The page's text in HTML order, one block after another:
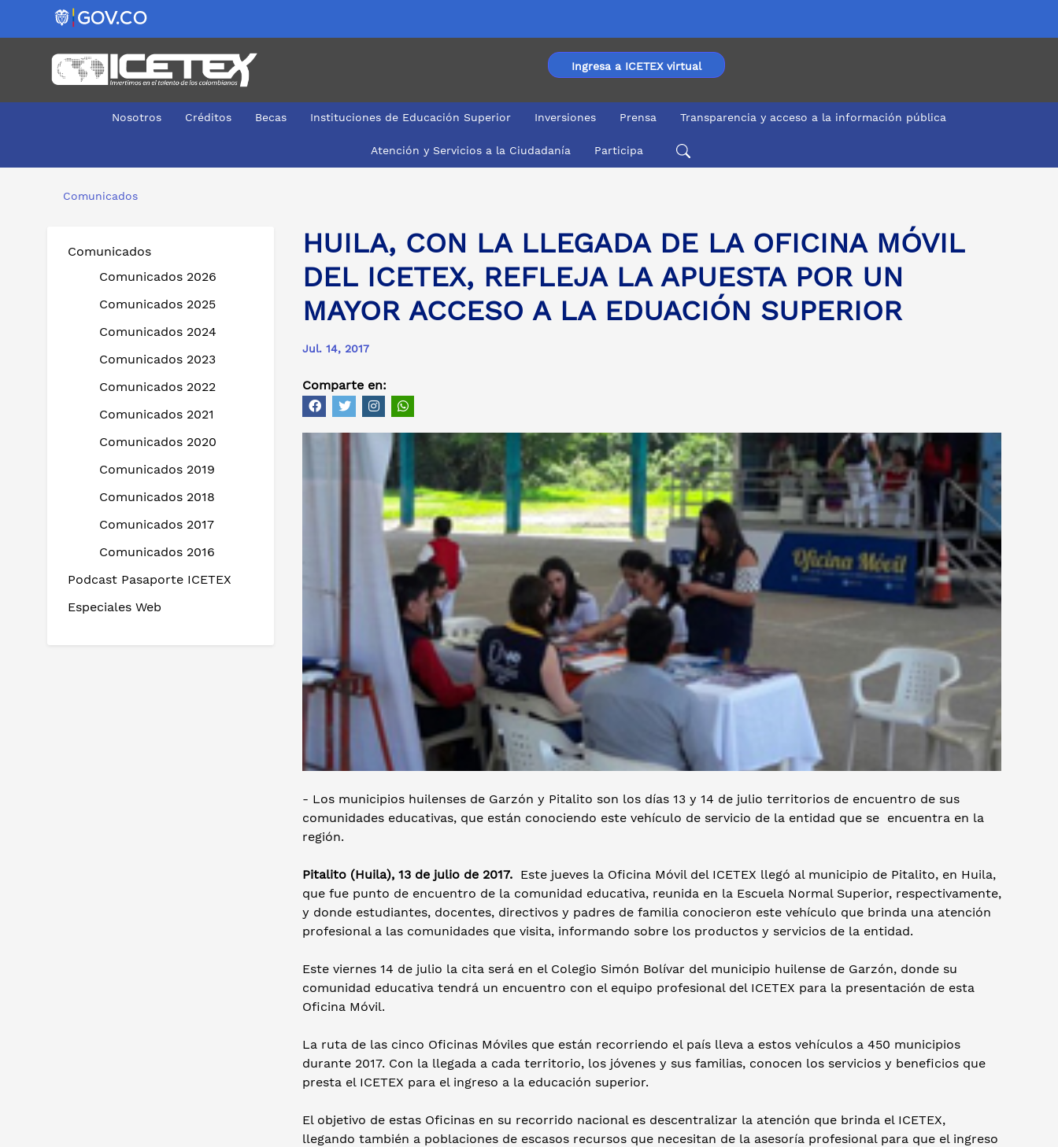
Ingresa a ICETEX virtual
Nosotros Créditos Becas Instituciones de Educación Superior Inversiones Prensa Transparencia y acceso a la información pública
Atención y Servicios a la Ciudadanía Participa
Comunicados
Comunicados
Comunicados 2026
Comunicados 2025
Comunicados 2024
Comunicados 2023
Comunicados 2022
Comunicados 2021
Comunicados 2020
Comunicados 2019
Comunicados 2018
Comunicados 2017
Comunicados 2016
Podcast Pasaporte ICETEX
Especiales Web
HUILA, CON LA LLEGADA DE LA OFICINA MÓVIL
DEL ICETEX, REFLEJA LA APUESTA POR UN
MAYOR ACCESO A LA EDUACIÓN SUPERIOR
Jul. 14, 2017
Comparte en:
- Los municipios huilenses de Garzón y Pitalito son los días 13 y 14 de julio territorios de encuentro de sus
comunidades educativas, que están conociendo este vehículo de servicio de la entidad que se encuentra en la
región.
Pitalito (Huila), 13 de julio de 2017. Este jueves la Oficina Móvil del ICETEX llegó al municipio de Pitalito, en Huila,
que fue punto de encuentro de la comunidad educativa, reunida en la Escuela Normal Superior, respectivamente,
y donde estudiantes, docentes, directivos y padres de familia conocieron este vehículo que brinda una atención
profesional a las comunidades que visita, informando sobre los productos y servicios de la entidad.
Este viernes 14 de julio la cita será en el Colegio Simón Bolívar del municipio huilense de Garzón, donde su
comunidad educativa tendrá un encuentro con el equipo profesional del ICETEX para la presentación de esta
Oficina Móvil.
La ruta de las cinco Oficinas Móviles que están recorriendo el país lleva a estos vehículos a 450 municipios
durante 2017. Con la llegada a cada territorio, los jóvenes y sus familias, conocen los servicios y beneficios que
presta el ICETEX para el ingreso a la educación superior.
El objetivo de estas Oficinas en su recorrido nacional es descentralizar la atención que brinda el ICETEX,
llegando también a poblaciones de escasos recursos que necesitan de la asesoría profesional para que el ingreso